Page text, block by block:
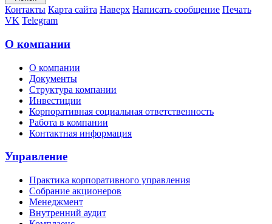
Контакты Карта сайта Наверх Написать сообщение Печать
VK Telegram
О компании
О компании
Документы
Структура компании
Инвестиции
Корпоративная социальная ответственность
Работа в компании
Контактная информация
Управление
Практика корпоративного управления
Собрание акционеров
Менеджмент
Внутренний аудит